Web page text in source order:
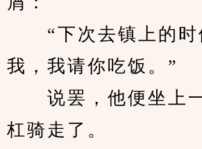
“下次去镇上的时
我，我请你吃饭。”
说罢，他便坐上一
杠骑走了。